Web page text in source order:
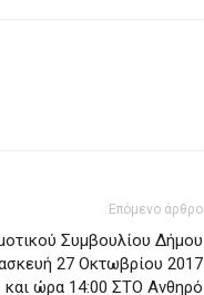
Επόμενο άρθρο
Συμβουλίου Δήμου
27 Οκτωβρίου 2017
και ώρα 14:00 ΣΤΟ Ανθηρό